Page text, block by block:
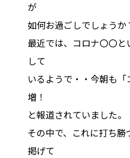
が
如何お過ごしでしょうか
最近では、コロナ〇〇
して
いるようで・・今朝も
増！
と報道されていました。
その中で、これに打ち
掲げて